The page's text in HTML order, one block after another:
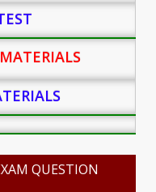
QUESTION